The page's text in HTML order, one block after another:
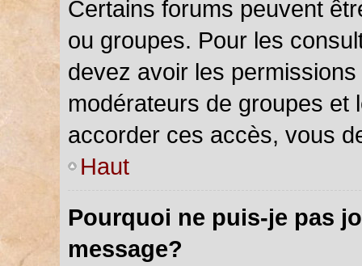
Certains forums peuvent
ou groupes. Pour les
devez avoir les
modérateurs de groupes et
accorder ces accès, vous
Haut
Pourquoi ne puis-je pas
message?